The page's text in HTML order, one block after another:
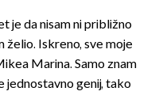
je da nisam ni približno
želio. Iskreno, sve moje
Marina. Samo znam
jednostavno genij, tako